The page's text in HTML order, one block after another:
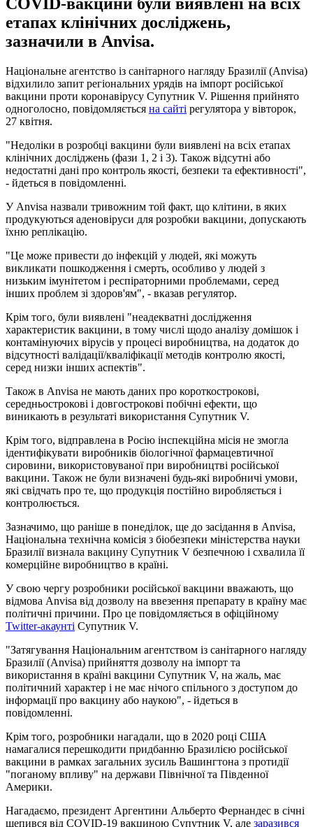
етапах клінічних досліджень,
зазначили в Anvisa.
Національне агентство із санітарного нагляду Бразилії (Anvisa)
відхилило запит регіональних урядів на імпорт російської
вакцини проти коронавірусу Супутник V. Рішення прийнято
одноголосно, повідомляється на сайті регулятора у вівторок,
27 квітня.
"Недоліки в розробці вакцини були виявлені на всіх етапах
клінічних досліджень (фази 1, 2 і 3). Також відсутні або
недостатні дані про контроль якості, безпеки та ефективності",
- йдеться в повідомленні.
У Anvisa назвали тривожним той факт, що клітини, в яких
продукуються аденовіруси для розробки вакцини, допускають
їхню реплікацію.
"Це може привести до інфекцій у людей, які можуть
викликати пошкодження і смерть, особливо у людей з
низьким імунітетом і респіраторними проблемами, серед
інших проблем зі здоров'ям", - вказав регулятор.
Крім того, були виявлені "неадекватні дослідження
характеристик вакцини, в тому числі щодо аналізу домішок і
контамінуючих вірусів у процесі виробництва, на додаток до
відсутності валідації/кваліфікації методів контролю якості,
серед низки інших аспектів".
Також в Anvisa не мають даних про короткострокові,
середньострокові і довгострокові побічні ефекти, що
виникають в результаті використання Супутник V.
Крім того, відправлена ​​в Росію інспекційна місія не змогла
ідентифікувати виробників біологічної фармацевтичної
сировини, використовуваної при виробництві російської
вакцини. Також не були визначені будь-які виробничі умови,
які свідчать про те, що продукція постійно виробляється і
контролюється.
Зазначимо, що раніше в понеділок, ще до засідання в Anvisa,
Національна технічна комісія з біобезпеки міністерства науки
Бразилії визнала вакцину Супутник V безпечною і схвалила її
комерційне виробництво в країні.
У свою чергу розробники російської вакцини вважають, що
відмова Anvisa від дозволу на ввезення препарату в країну має
політичні причини. Про це повідомляється в офіційному
Twitter-акаунті Супутник V.
"Затягування Національним агентством із санітарного нагляду
Бразилії (Anvisa) прийняття дозволу на імпорт та
використання в країні вакцини Супутник V, на жаль, має
політичний характер і не має нічого спільного з доступом до
інформації про вакцину або наукою", - йдеться в
повідомленні.
Крім того, розробники нагадали, що в 2020 році США
намагалися перешкодити придбанню Бразилією російської
вакцини в рамках загальних зусиль Вашингтона з протидії
"поганому впливу" на держави Північної та Південної
Америки.
Нагадаємо, президент Аргентини Альберто Фернандес в січні
щепився від COVID-19 вакциною Супутник V, але заразився